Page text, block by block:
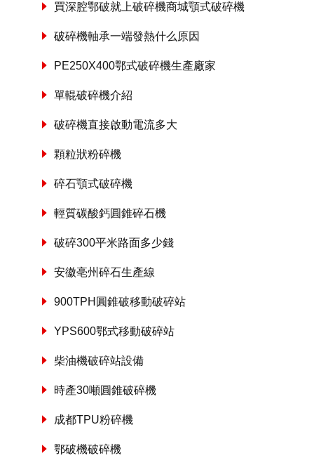
買深腔鄂破就上破碎機商城顎式破碎機
破碎機軸承一端發熱什么原因
PE250X400鄂式破碎機生產廠家
單輥破碎機介紹
破碎機直接啟動電流多大
顆粒狀粉碎機
碎石顎式破碎機
輕質碳酸鈣圓錐碎石機
破碎300平米路面多少錢
安徽亳州碎石生產線
900TPH圓錐破移動破碎站
YPS600鄂式移動破碎站
柴油機破碎站設備
時產30噸圓錐破碎機
成都TPU粉碎機
鄂破機破碎機